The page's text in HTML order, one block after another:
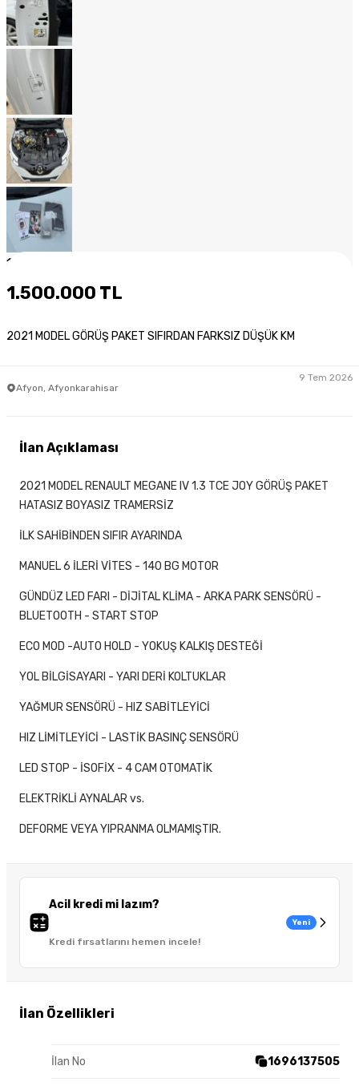
1
1.500.000 TL
2021 MODEL GÖRÜŞ PAKET SIFIRDAN FARKSIZ DÜŞÜK KM
Afyon, Afyonkarahisar
9 Tem 2026
Acil kredi mi lazım?
Kredi fırsatlarını hemen incele!
Yeni
İlan Özellikleri
İlan No 1696137505
İlan Açıklaması
2021 MODEL RENAULT MEGANE IV 1.3 TCE JOY GÖRÜŞ PAKET
HATASIZ BOYASIZ TRAMERSİZ
İLK SAHİBİNDEN SIFIR AYARINDA
MANUEL 6 İLERİ VİTES - 140 BG MOTOR
GÜNDÜZ LED FARI - DİJİTAL KLİMA - ARKA PARK SENSÖRÜ -
BLUETOOTH - START STOP
ECO MOD -AUTO HOLD - YOKUŞ KALKIŞ DESTEĞİ
YOL BİLGİSAYARI - YARI DERİ KOLTUKLAR
YAĞMUR SENSÖRÜ - HIZ SABİTLEYİCİ
HIZ LİMİTLEYİCİ - LASTİK BASINÇ SENSÖRÜ
LED STOP - İSOFİX - 4 CAM OTOMATİK
ELEKTRİKLİ AYNALAR vs.
DEFORME VEYA YIPRANMA OLMAMIŞTIR.